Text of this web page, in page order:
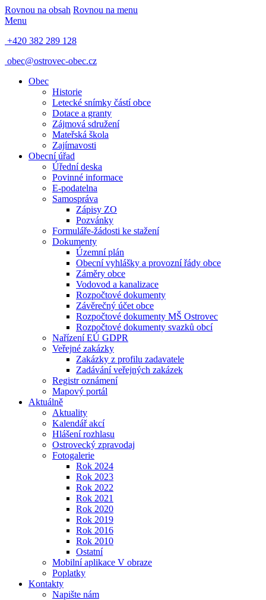
Rovnou na obsah Rovnou na menu
Menu
+420 382 289 128
obec@ostrovec-obec.cz
Obec
Historie
Letecké snímky částí obce
Dotace a granty
Zájmová sdružení
Mateřská škola
Zajímavosti
Obecní úřad
Úřední deska
Povinné informace
E-podatelna
Samospráva
Zápisy ZO
Pozvánky
Formuláře-žádosti ke stažení
Dokumenty
Územní plán
Obecní vyhlášky a provozní řády obce
Záměry obce
Vodovod a kanalizace
Rozpočtové dokumenty
Závěrečný účet obce
Rozpočtové dokumenty MŠ Ostrovec
Rozpočtové dokumenty svazků obcí
Nařízení EÚ GDPR
Veřejné zakázky
Zakázky z profilu zadavatele
Zadávání veřejných zakázek
Registr oznámení
Mapový portál
Aktuálně
Aktuality
Kalendář akcí
Hlášení rozhlasu
Ostrovecký zpravodaj
Fotogalerie
Rok 2024
Rok 2023
Rok 2022
Rok 2021
Rok 2020
Rok 2019
Rok 2016
Rok 2010
Ostatní
Mobilní aplikace V obraze
Poplatky
Kontakty
Napište nám